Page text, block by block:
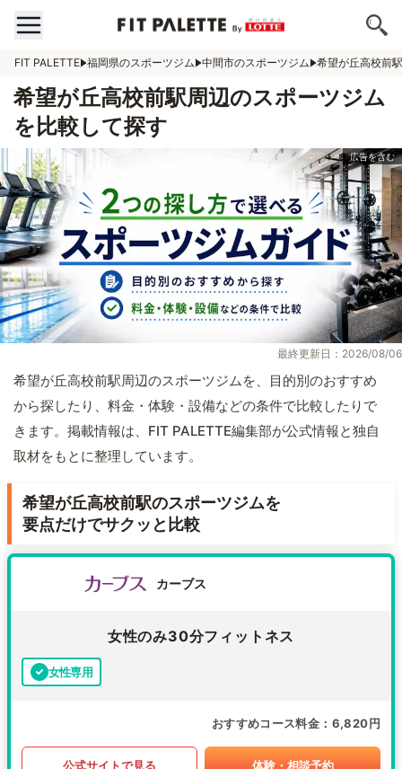
FIT PALETTE 福岡県のスポーツジム 中間市のスポーツジム 希望が丘高校前
希望が丘高校前駅周辺のスポーツジム
を比較して探す
最終更新日：2026/08/06
希望が丘高校前駅周辺のスポーツジムを、目的別のおすすめ
から探したり、料金・体験・設備などの条件で比較したりで
きます。掲載情報は、FIT PALETTE編集部が公式情報と独自
取材をもとに整理しています。
希望が丘高校前駅のスポーツジムを
要点だけでサクッと比較
カーブス
女性のみ30分フィットネス
女性専用
おすすめコース料金 6,820円
公式サイトで見る 体験・相談予約